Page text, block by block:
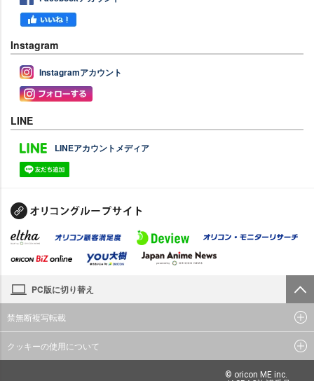
Instagram
Instagramアカウント
LINE
LINEアカウントメディア
PC版に切り替え
禁無断複写転載
クッキーの使用について
© oricon ME inc.